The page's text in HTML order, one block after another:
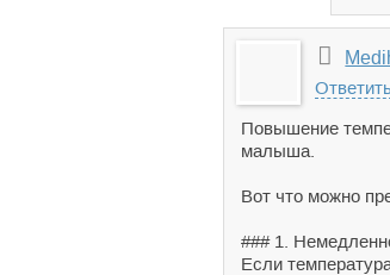
Повышение
малыша.
Вот что можно
### 1.
Если